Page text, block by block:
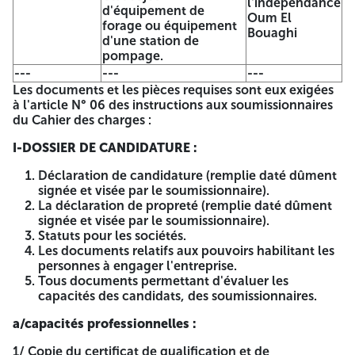
OBJET DU CAHIER DES CHARGES : LOT 04 : Équipement et
génie civil du forage FJI bis commune Ain Zitoune. « A
n'ouvrir que par la commission d'ouverture des piles et
d'évaluation des offres » Le délai de préparation des offres
est fixé à dix (10) jours à compter de la première parution
du présent avis d'appel d'offre ouvert avec exigence de
capacités minimales dans les quotidiens nationaux ou
(BOMOP). L'ouverture des plis (dossier de candidature,
offre technique et offre financière) se fera le dernier jour de
la durée de préparation des offres à onze heures (11.00h)
d'Oum el bouaghi. Les soumissionnaires resteront engagés
par leurs offres pendant une durée de quatre vingt (90)
jours plus la durée de préparation des offres à compter de
la date de dépôt des offres. Le présent avis tient lieu
d'invitation aux soumissionnaires désirant assister à
l'ouverture des plis. ANEP / 2625002866 FN° 004 L'Est
Républicain 7936 - 19/03/2026 A -=-=-=-
RÉPUBLIQUE ALGÉRIENNE
DÉMOCRATIQUE ET POPULAIRE
d'équipement de
forage ou équipement
d'une station de
pompage.
Oum El
Bouaghi
--- ---
---
Les documents et les pièces requises sont eux exigées
à l'article N° 06 des instructions aux soumissionnaires
du Cahier des charges :
I-DOSSIER DE CANDIDATURE :
Déclaration de candidature (remplie daté dûment
signée et visée par le soumissionnaire).
La déclaration de propreté (remplie daté dûment
signée et visée par le soumissionnaire).
Statuts pour les sociétés.
Les documents relatifs aux pouvoirs habilitant les
personnes à engager l'entreprise.
Tous documents permettant d'évaluer les
capacités des candidats, des soumissionnaires.
a/capacités professionnelles :
1/ Copie du certificat de qualification et de